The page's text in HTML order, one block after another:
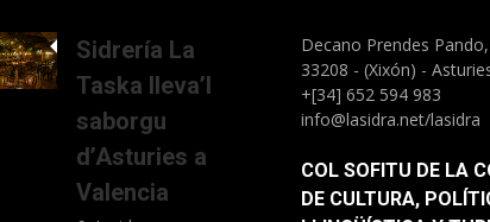
Sidrería La
Taska lleva’l
saborgu
d’Asturies a
Valencia
Decano Prendes Pando,
33208 - (Xixón) -
+[34] 652 594 983
info@lasidra.net/lasidra
COL SOFITU DE LA
DE CULTURA,